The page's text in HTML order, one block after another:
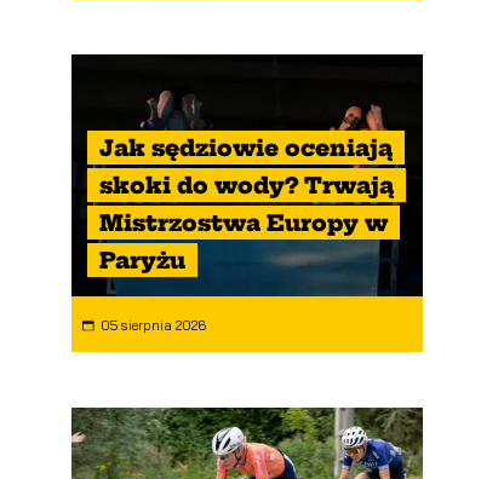
Jak sędziowie oceniają
skoki do wody? Trwają
Mistrzostwa Europy w
Paryżu
05 sierpnia 2026